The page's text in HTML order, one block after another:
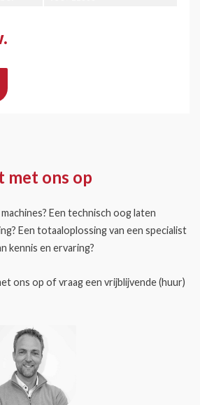
met ons op
Een technisch oog laten
Een totaaloplossing van een specialist
kennis en ervaring?
ons op of vraag een vrijblijvende (huur)